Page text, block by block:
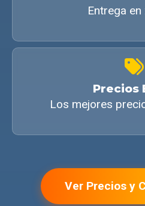
Entrega
Precios
Los mejores
Ver Precios y